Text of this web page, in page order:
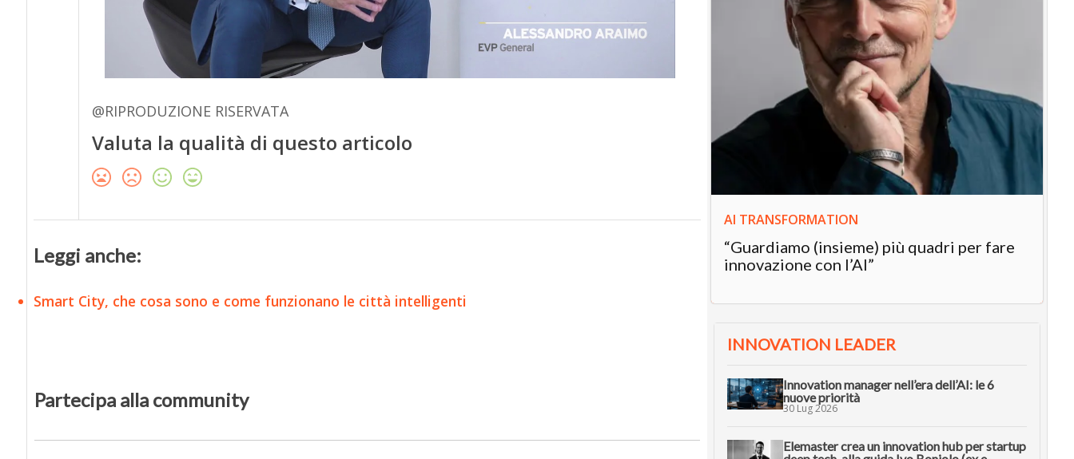
@RIPRODUZIONE RISERVATA
Valuta la qualità di questo articolo
Leggi anche:
Smart City, che cosa sono e come funzionano le città intelligenti
Partecipa alla community
AI TRANSFORMATION
“Guardiamo (insieme) più quadri per fare
innovazione con l’AI”
INNOVATION LEADER
Innovation manager nell’era dell’AI: le 6
nuove priorità
30 Lug 2026
Elemaster crea un innovation hub per startup